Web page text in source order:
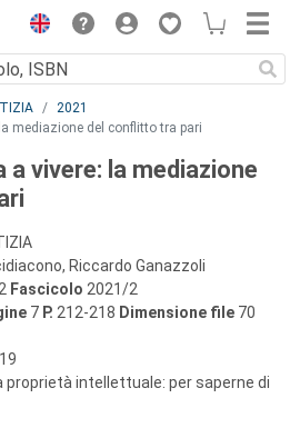
2021
mediazione del conflitto tra pari
a vivere: la mediazione
Riccardo Ganazzoli
Fascicolo 2021/2
7 P. 212-218 Dimensione file 70
proprietà intellettuale: per saperne di